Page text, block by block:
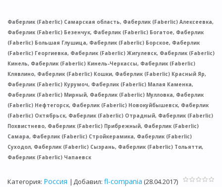
Фаберлик (Faberlic) Самарская область, Фаберлик (Faberlic) Алексеевка,
Фаберлик (Faberlic) Безенчук, Фаберлик (Faberlic) Богатое, Фаберлик
(Faberlic) Большая Глушица, Фаберлик (Faberlic) Борское, Фаберлик
(Faberlic) Георгиевка, Фаберлик (Faberlic) Жигулевск, Фаберлик (Faberlic)
Кинель, Фаберлик (Faberlic) Кинель-Черкассы, Фаберлик (Faberlic)
Клявлино, Фаберлик (Faberlic) Кошки, Фаберлик (Faberlic) Красный Яр,
Фаберлик (Faberlic) Курумоч, Фаберлик (Faberlic) Малая Каменка,
Фаберлик (Faberlic) Мирный, Фаберлик (Faberlic) Мулловка, Фаберлик
(Faberlic) Нефтегорск, Фаберлик (Faberlic) Новокуйбышевск, Фаберлик
(Faberlic) Октябрьск, Фаберлик (Faberlic) Отрадный, Фаберлик (Faberlic)
Похвистнево, Фаберлик (Faberlic) Прибрежный, Фаберлик (Faberlic)
Самара, Фаберлик (Faberlic) Стройкерамика, Фаберлик (Faberlic)
Суходол, Фаберлик (Faberlic) Сызрань, Фаберлик (Faberlic) Тольятти,
Фаберлик (Faberlic) Чапаевск
Категория: Россия | Добавил: fl-compania (28.04.2017)